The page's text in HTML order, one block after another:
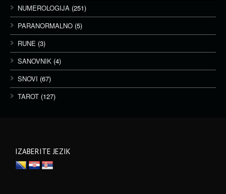
NUMEROLOGIJA (251)
PARANORMALNO (5)
RUNE (3)
SANOVNIK (4)
SNOVI (67)
TAROT (127)
IZABERITE JEZIK